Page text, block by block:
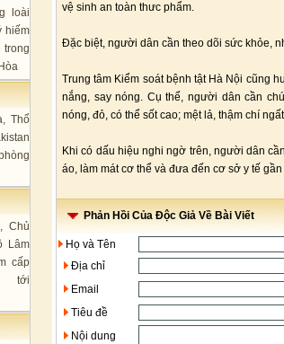
loài
hiếm
Thổ
Chủ
Lâm
cấp
tới
vệ sinh an toàn thưc phẩm.
Đặc biệt, người dân cần theo dõi sức khỏe,
Trung tâm Kiểm soát bệnh tật Hà Nội cũng
nắng, say nóng. Cụ thể, người dân cần
nóng, đỏ, có thể sốt cao; mệt lả, thậm chí
Khi có dấu hiệu nghi ngờ trên, người dân
áo, làm mát cơ thể và đưa đến cơ sở y tế
Phản Hồi Của Độc Giả Về Bài Viết
Họ và Tên
Địa chỉ
Email
Tiêu đề
Nội dung